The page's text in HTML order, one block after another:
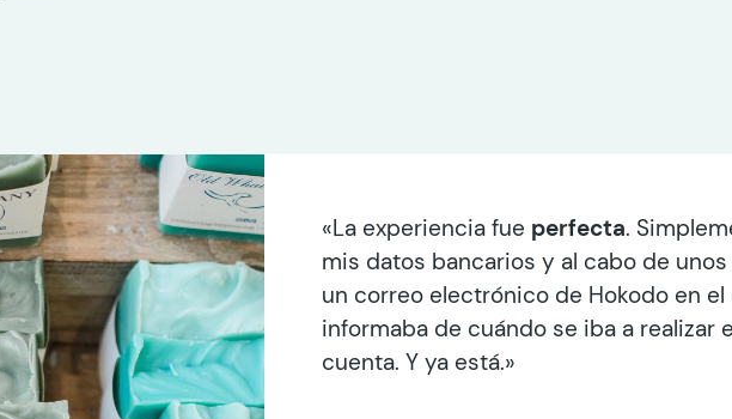
«La experiencia fue perfecta.
mis datos bancarios y al cabo de unos
un correo electrónico de Hokodo en el
informaba de cuándo se iba a realizar
cuenta. Y ya está.»